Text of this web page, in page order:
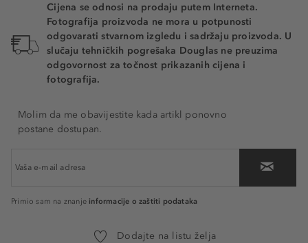
Cijena se odnosi na prodaju putem Interneta.
Fotografija proizvoda ne mora u potpunosti
odgovarati stvarnom izgledu i sadržaju proizvoda. U
slučaju tehničkih pogrešaka Douglas ne preuzima
odgovornost za točnost prikazanih cijena i
fotografija.
Molim da me obavijestite kada artikl ponovno
postane dostupan.
Primio sam na znanje informacije o zaštiti podataka
Dodajte na listu želja